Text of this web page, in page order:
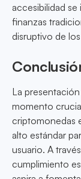
accesibilidad
finanzas
disruptivo de
La
momento
criptomonedas
alto estándar
usuario. A
cumplimiento